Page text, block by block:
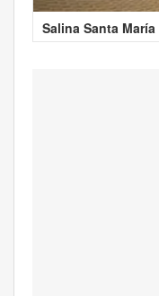
Salina Santa